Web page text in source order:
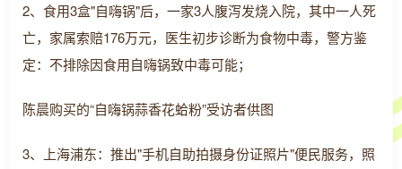
2、食用3盒"自嗨锅"后，一家3人腹泻发烧入院，其中一人死
亡，家属索赔176万元，医生初步诊断为食物中毒，警方鉴
定：不排除因食用自嗨锅致中毒可能；
陈晨购买的“自嗨锅蒜香花蛤粉”受访者供图
3、上海浦东：推出"手机自助拍摄身份证照片"便民服务，照